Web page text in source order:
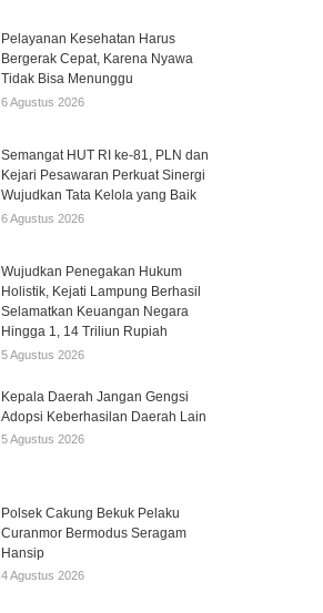
Pelayanan Kesehatan Harus
Bergerak Cepat, Karena Nyawa
Tidak Bisa Menunggu
6 Agustus 2026
Semangat HUT RI ke-81, PLN dan
Kejari Pesawaran Perkuat Sinergi
Wujudkan Tata Kelola yang Baik
6 Agustus 2026
Wujudkan Penegakan Hukum
Holistik, Kejati Lampung Berhasil
Selamatkan Keuangan Negara
Hingga 1, 14 Triliun Rupiah
5 Agustus 2026
Kepala Daerah Jangan Gengsi
Adopsi Keberhasilan Daerah Lain
5 Agustus 2026
Polsek Cakung Bekuk Pelaku
Curanmor Bermodus Seragam
Hansip
4 Agustus 2026